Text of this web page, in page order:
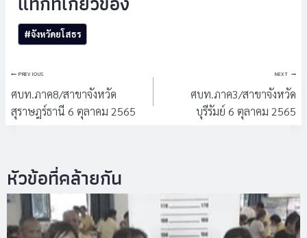
Post
Tags:
#จังหวัดยโสธร
แนะแนว
PREVIOUS
ศบท.ภาค8/สาขาจังหวัด
สุราษฎร์ธานี 6 ตุลาคม 2565
NEXT
ศบท.ภาค3/สาขาจังหวัด
บุรีรัมย์ 6 ตุลาคม 2565